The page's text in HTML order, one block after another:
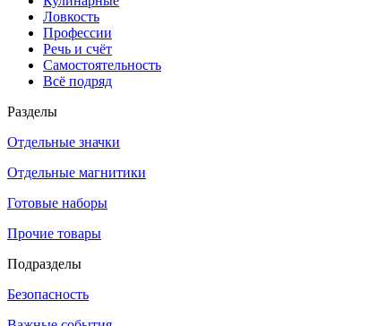
Ловкость
Профессии
Речь и счёт
Самостоятельность
Всё подряд
Разделы
Отдельные значки
Отдельные магнитики
Готовые наборы
Прочие товары
Подразделы
Безопасность